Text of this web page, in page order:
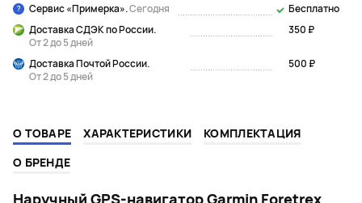
Сервис «Примерка».Сегодня
Бесплатно
Доставка СДЭК по России.
От 2 до 5 дней
350 ₽
Доставка Почтой России.
От 2 до 5 дней
500 ₽
О ТОВАРЕ ХАРАКТЕРИСТИКИ
КОМПЛЕКТАЦИЯ
О БРЕНДЕ
Наручный GPS-навигатор Garmin Foretrex